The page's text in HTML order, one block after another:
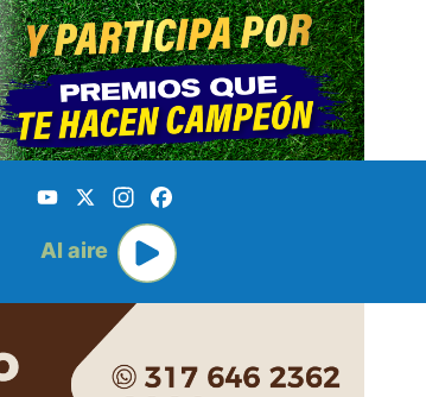
YouTube
X Instagram
Al aire